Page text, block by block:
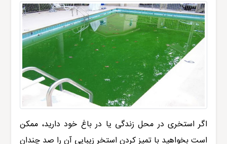
اگر استخری در محل زندگی یا در باغ خود دارید، ممکن
است بخواهید با تمیز کردن استخر زیبایی آن را صد چندان